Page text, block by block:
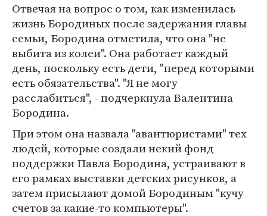
Отвечая на вопрос о том, как изменилась
жизнь Бородиных после задержания главы
семьи, Бородина отметила, что она "не
выбита из колеи". Она работает каждый
день, поскольку есть дети, "перед которыми
есть обязательства". "Я не могу
расслабиться", - подчеркнула Валентина
Бородина.
При этом она назвала "авантюристами" тех
людей, которые создали некий фонд
поддержки Павла Бородина, устраивают в
его рамках выставки детских рисунков, а
затем присылают домой Бородиным "кучу
счетов за какие-то компьютеры".